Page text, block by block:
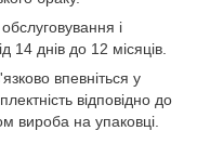
і
14 днів до 12 місяців.
впевніться у
відповідно до
вироба на упаковці.